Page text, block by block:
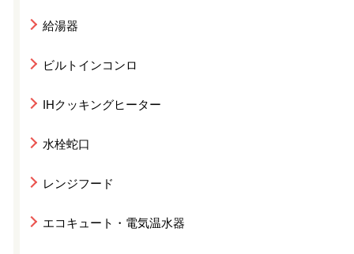
給湯器
ビルトインコンロ
IHクッキングヒーター
水栓蛇口
レンジフード
エコキュート・電気温水器